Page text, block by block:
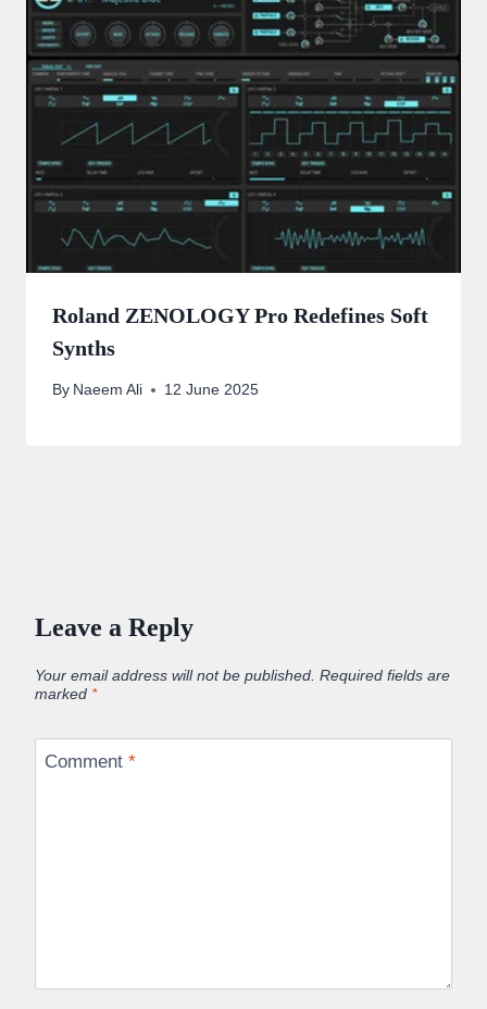
Roland ZENOLOGY Pro Redefines Soft
Synths
By Naeem Ali 12 June 2025
Leave a Reply
Your email address will not be published. Required fields are
marked *
Comment *